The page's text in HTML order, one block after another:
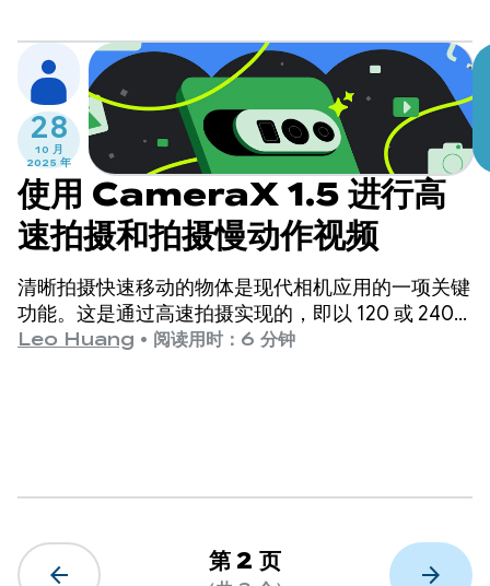
28
10 月
2025 年
使用 CameraX 1.5 进行高
速拍摄和拍摄慢动作视频
清晰拍摄快速移动的物体是现代相机应用的一项关键
功能。这是通过高速拍摄实现的，即以 120 或 240
fps 等速率获取帧的过程。
Leo Huang • 阅读用时：6 分钟
arrow_back 第 2 页 arrow_forward